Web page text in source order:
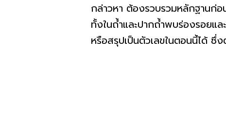
กล่าวหา ต้องรวบรวมหลักฐานก่
ทั้งในถ้ำและปากถ้ำพบร่องรอยแ
หรือสรุปเป็นตัวเลขในตอนนี้ได้